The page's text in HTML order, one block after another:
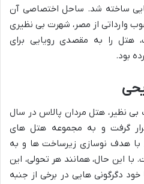
ساخته شد. ساحل اختصاصی آن
مرغوب وارداتی از مصر، شهرت بی نظیری
هتل را به مقصدی رویایی برای
بود.
نظیر، هتل مردان پالاس در سال
قرار گرفت و به مجموعه هتل های
با هدف نوسازی زیرساخت ها و به
این حال، همانند هر تحولی، این
خود دگرگونی هایی در برخی از جنبه